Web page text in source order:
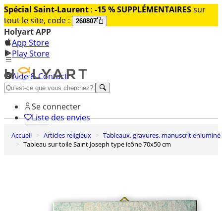
Spécial Saint-Laurent : -15 % SUPPLÉMENTAIRESsur
tout le site, code :
260807
Holyart APP
App Store
Play Store
Aide & Contact
Découvrez Premium
Se connecter
Liste des envies
0
Panier
Accueil Articles religieux
Tableaux, gravures, manuscrit enluminé
Tableau sur toile Saint Joseph type icône 70x50 cm